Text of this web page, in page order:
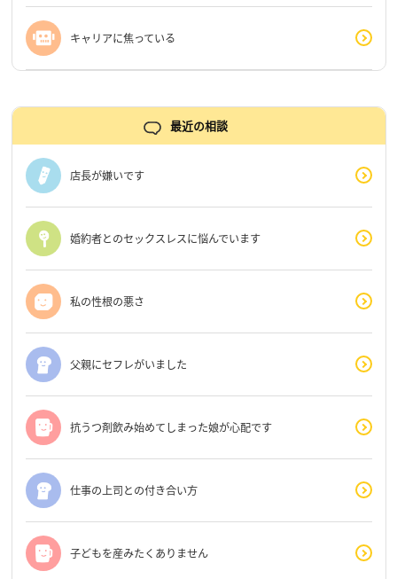
キャリアに焦っている
最近の相談
店長が嫌いです
婚約者とのセックスレスに悩んでいます
私の性根の悪さ
父親にセフレがいました
抗うつ剤飲み始めてしまった娘が心配です
仕事の上司との付き合い方
子どもを産みたくありません